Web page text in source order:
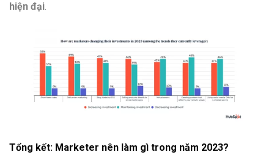
hiện đại.
Tổng kết: Marketer nên làm gì trong năm 2023?